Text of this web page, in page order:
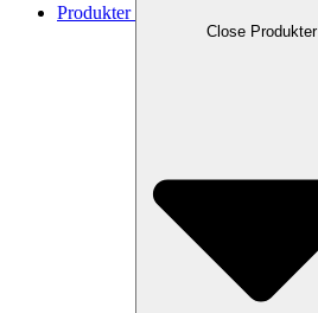
Produkter
Close Produkter